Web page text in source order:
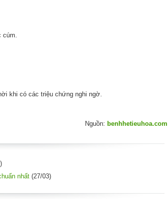
khi có các triệu chứng nghi ngờ.
Nguồn: benhhetieuhoa.com
nhất (27/03)